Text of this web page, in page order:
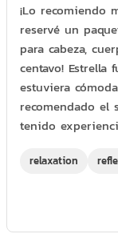
¡Lo recomiendo
reservé un
para cabeza,
centavo! Estrella
estuviera
recomendado el
tenido
relaxation